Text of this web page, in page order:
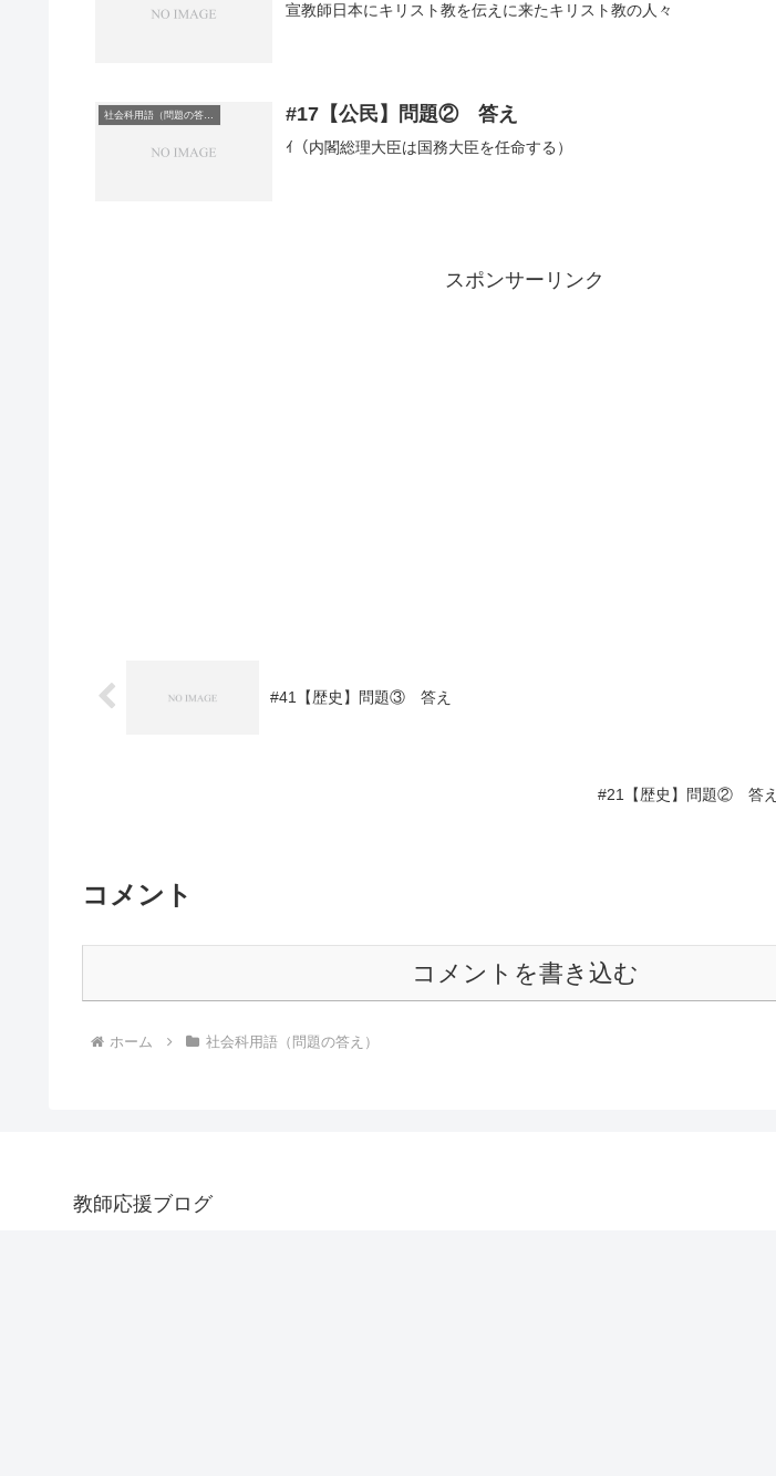
宣教師日本にキリスト教を伝えに来たキリスト教の人々
#17【公民】問題② 答え
ｲ（内閣総理大臣は国務大臣を任命する）
スポンサーリンク
#41【歴史】問題③ 答え
#21【歴史】問題② 答え
コメント
コメントを書き込む
ホーム 社会科用語（問題の答え）
教師応援ブログ